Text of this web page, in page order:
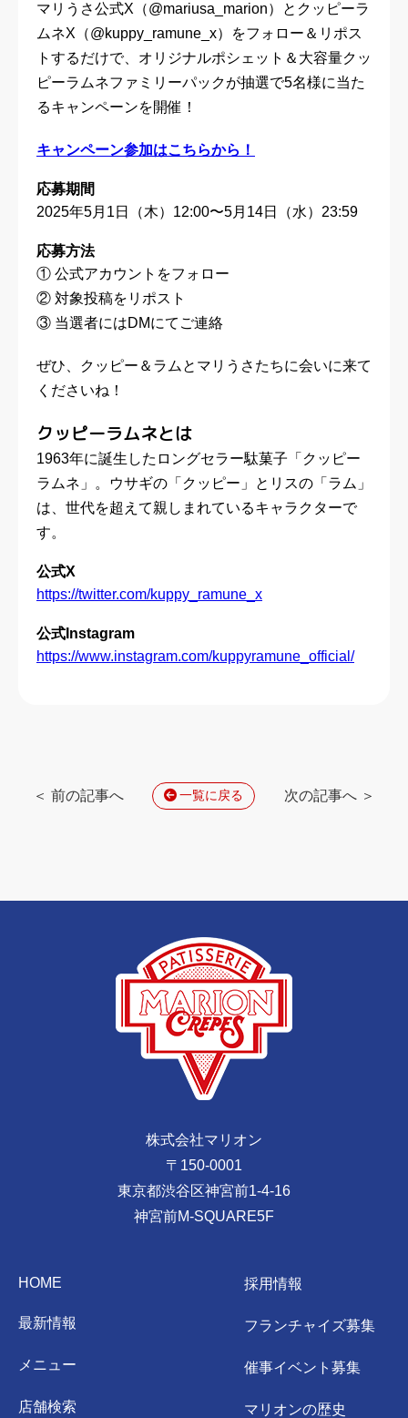
マリうさ公式X（@mariusa_marion）とクッピーラ
ムネX（@kuppy_ramune_x）をフォロー＆リポス
トするだけで、オリジナルポシェット＆大容量クッ
ピーラムネファミリーパックが抽選で5名様に当た
るキャンペーンを開催！
キャンペーン参加はこちらから！
応募期間
2025年5月1日（木）12:00〜5月14日（水）23:59
応募方法
① 公式アカウントをフォロー
② 対象投稿をリポスト
③ 当選者にはDMにてご連絡
ぜひ、クッピー＆ラムとマリうさたちに会いに来て
くださいね！
クッピーラムネとは
1963年に誕生したロングセラー駄菓子「クッピー
ラムネ」。ウサギの「クッピー」とリスの「ラム」
は、世代を超えて親しまれているキャラクターで
す。
公式X
https://twitter.com/kuppy_ramune_x
公式Instagram
https://www.instagram.com/kuppyramune_official/
＜ 前の記事へ 一覧に戻る 次の記事へ ＞
株式会社マリオン
〒150-0001
東京都渋谷区神宮前1-4-16
神宮前M-SQUARE5F
HOME
最新情報
メニュー
店舗検索
採用情報
フランチャイズ募集
催事イベント募集
マリオンの歴史